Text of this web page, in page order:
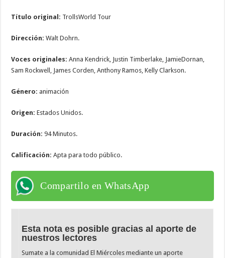
Título original: TrollsWorld Tour
Dirección: Walt Dohrn.
Voces originales: Anna Kendrick, Justin Timberlake, JamieDornan,
Sam Rockwell, James Corden, Anthony Ramos, Kelly Clarkson.
Género: animación
Origen: Estados Unidos.
Duración: 94 Minutos.
Calificación: Apta para todo público.
Compartilo en WhatsApp
Esta nota es posible gracias al aporte de
nuestros lectores
Sumate a la comunidad El Miércoles mediante un aporte